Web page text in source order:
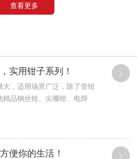
查看更多
实用钳子系列！
，适用场景广泛，除了管钳
品钢丝钳、尖嘴钳、电焊
便你的生活！